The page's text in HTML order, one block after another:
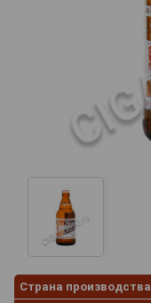
Страна производства